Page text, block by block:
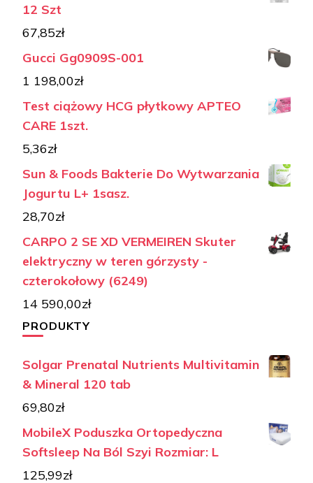
12 Szt
67,85zł
Gucci Gg0909S-001
1 198,00zł
Test ciążowy HCG płytkowy APTEO
CARE 1szt.
5,36zł
Sun & Foods Bakterie Do Wytwarzania
Jogurtu L+ 1sasz.
28,70zł
CARPO 2 SE XD VERMEIREN Skuter
elektryczny w teren górzysty -
czterokołowy (6249)
14 590,00zł
PRODUKTY
Solgar Prenatal Nutrients Multivitamin
& Mineral 120 tab
69,80zł
MobileX Poduszka Ortopedyczna
Softsleep Na Ból Szyi Rozmiar: L
125,99zł